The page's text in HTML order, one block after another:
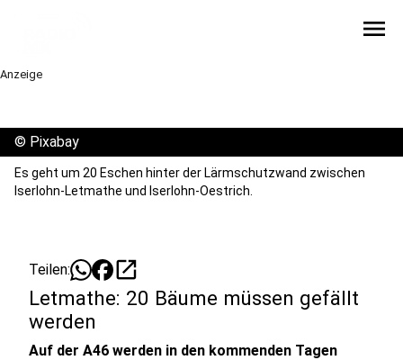
menu
Anzeige
© Pixabay
Es geht um 20 Eschen hinter der Lärmschutzwand zwischen
Iserlohn-Letmathe und Iserlohn-Oestrich.
Teilen: open_in_new
Letmathe: 20 Bäume müssen gefällt
werden
Auf der A46 werden in den kommenden Tagen